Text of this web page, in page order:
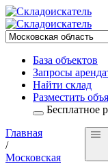
База объектов
Запросы
Найти склад
Разместить
Бесплатное
Главная
/
Московская